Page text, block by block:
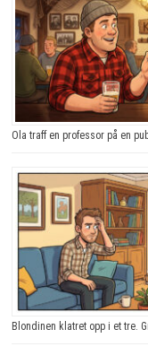
Ola traff en professor på en
Blondinen klatret opp i et tre.